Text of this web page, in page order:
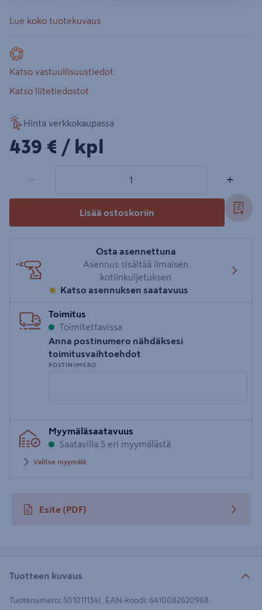
Lue koko tuotekuvaus
Katso vastuullisuustiedot
Katso liitetiedostot
Hinta verkkokaupassa
439€/kpl
439 € / kpl
− +
Lisää ostoskoriin
Osta asennettuna
Asennus sisältää ilmaisen
kotiinkuljetuksen
Katso asennuksen saatavuus
Toimitus
Toimitettavissa
Anna postinumero nähdäksesi
toimitusvaihtoehdot
POSTINUMERO
postinumero
Myymäläsaatavuus
Saatavilla 5 eri myymälästä
Valitse myymälä
Esite (PDF)
avautuu uuteen välilehteen
Tuotteen kuvaus
Tuotenumero: 501011134 EAN-koodi: 6410082620968